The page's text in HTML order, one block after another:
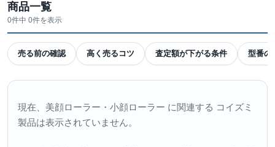
商品一覧
0件中 0件を表示
売る前の確認 高く売るコツ 査定額が下がる条件 型番の
現在、美顔ローラー・小顔ローラー に関連する コイズミ
製品は表示されていません。